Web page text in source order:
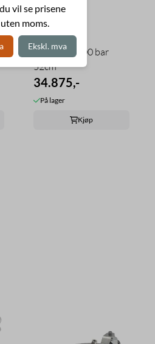
Takvasker 500 bar
52cm
34.875,-
På lager
Kjøp
vil se prisene
moms.
Ekskl. mva